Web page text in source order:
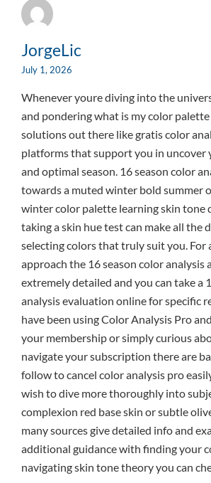
JorgeLic
July 1, 2026
Whenever youre diving into the
and pondering what is my color
solutions out there like gratis color
platforms that support you in uncover
and optimal season. 16 season color
towards a muted winter bold summer
winter color palette learning skin tone
taking a skin hue test can make all the
selecting colors that truly suit you. For
approach the 16 season color analysis
extremely detailed and you can take a
analysis evaluation online for specific
have been using Color Analysis Pro
your membership or simply curious
navigate your subscription there are
follow to cancel color analysis pro
wish to dive more thoroughly into
complexion red base skin or subtle
many sources give detailed info and
additional guidance with finding your
navigating skin tone theory you can